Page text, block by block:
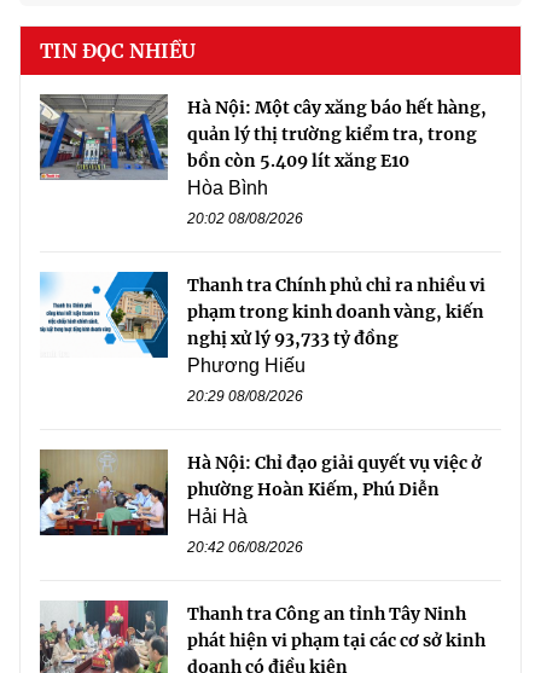
TIN ĐỌC NHIỀU
Hà Nội: Một cây xăng báo hết hàng,
quản lý thị trường kiểm tra, trong
bồn còn 5.409 lít xăng E10
Hòa Bình
20:02 08/08/2026
Thanh tra Chính phủ chỉ ra nhiều vi
phạm trong kinh doanh vàng, kiến
nghị xử lý 93,733 tỷ đồng
Phương Hiếu
20:29 08/08/2026
Hà Nội: Chỉ đạo giải quyết vụ việc ở
phường Hoàn Kiếm, Phú Diễn
Hải Hà
20:42 06/08/2026
Thanh tra Công an tỉnh Tây Ninh
phát hiện vi phạm tại các cơ sở kinh
doanh có điều kiện